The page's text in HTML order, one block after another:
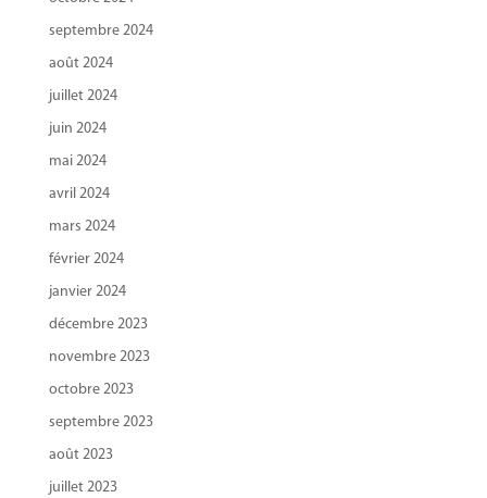
septembre 2024
août 2024
juillet 2024
juin 2024
mai 2024
avril 2024
mars 2024
février 2024
janvier 2024
décembre 2023
novembre 2023
octobre 2023
septembre 2023
août 2023
juillet 2023